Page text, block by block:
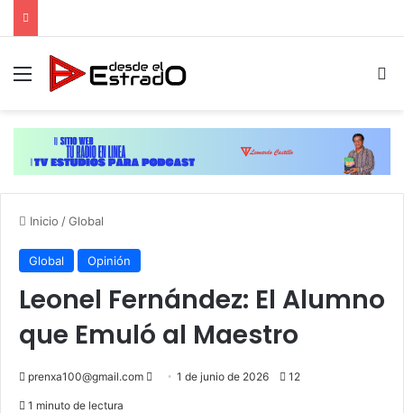
Menú
Inicio /Global
Global Opinión
Leonel Fernández: El Alumno
que Emuló al Maestro
prenxa100@gmail.com
Send1 de junio de 2026 12
1 minuto de lectura